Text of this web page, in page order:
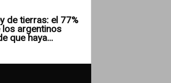
de tierras: el 77%
los argentinos
que haya...